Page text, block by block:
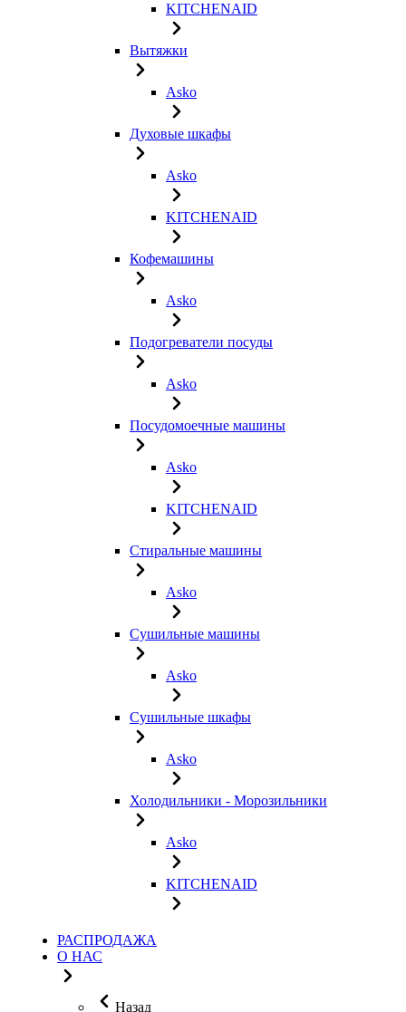
KITCHENAID
Вытяжки
Asko
Духовые шкафы
Asko
KITCHENAID
Кофемашины
Asko
Подогреватели посуды
Asko
Посудомоечные машины
Asko
KITCHENAID
Стиральные машины
Asko
Сушильные машины
Asko
Сушильные шкафы
Asko
Холодильники - Морозильники
Asko
KITCHENAID
РАСПРОДАЖА
О НАС
Назад